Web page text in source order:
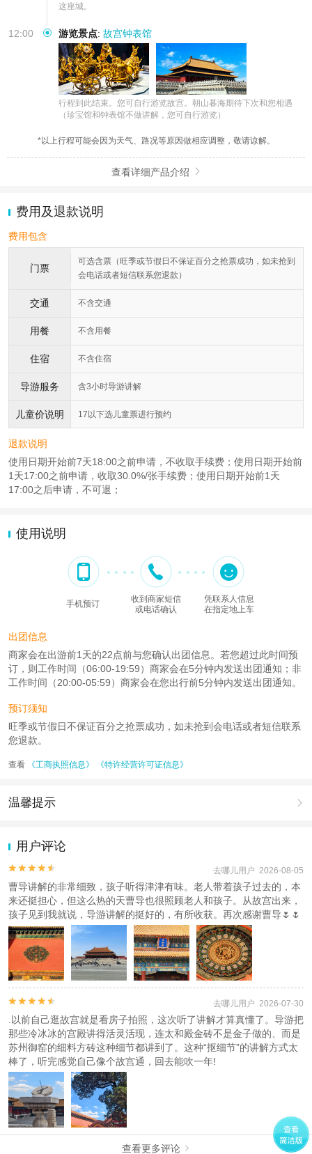
这座城。
12:00 游览景点: 故宫钟表馆
行程到此结束。您可自行游览故宫。朝山暮海期待下次和您相遇
（珍宝馆和钟表馆不做讲解，您可自行游览）
*以上行程可能会因为天气、路况等原因做相应调整，敬请谅解。
查看详细产品介绍 
费用及退款说明
费用包含
门票
可选含票（旺季或节假日不保证百分之抢票成功，如未抢到
会电话或者短信联系您退款）
交通 不含交通
用餐 不含用餐
住宿 不含住宿
导游服务 含3小时导游讲解
儿童价说明 17以下选儿童票进行预约
退款说明
使用日期开始前7天18:00之前申请，不收取手续费；使用日期开始前
1天17:00之前申请，收取30.0%/张手续费；使用日期开始前1天
17:00之后申请，不可退；
使用说明
手机预订
收到商家短信
或电话确认
凭联系人信息
在指定地上车
出团信息
商家会在出游前1天的22点前与您确认出团信息。若您超过此时间预
订，则工作时间（06:00-19:59）商家会在5分钟内发送出团通知；非
工作时间（20:00-05:59）商家会在您出行前5分钟内发送出团通知。
预订须知
旺季或节假日不保证百分之抢票成功，如未抢到会电话或者短信联系
您退款。
查看 《工商执照信息》 《特许经营许可证信息》
温馨提示 
动（如跳伞、潜水、滑雪等）前，请务必仔细阅读
2.为普及旅游安全知识及旅游文明公约，使您的旅程顺利圆满完成，
特制定《去哪儿网旅游安全手册》 ，请您认真阅读并切实遵守。
用户评论

 去哪儿用户 2026-08-05
曹导讲解的非常细致，孩子听得津津有味。老人带着孩子过去的，本
来还挺担心，但这么热的天曹导也很照顾老人和孩子。从故宫出来，
孩子见到我就说，导游讲解的挺好的，有所收获。再次感谢曹导🌷🌷

 去哪儿用户 2026-07-30
.以前自己逛故宫就是看房子拍照，这次听了讲解才算真懂了。导游把
那些冷冰冰的宫殿讲得活灵活现，连太和殿金砖不是金子做的、而是
苏州御窑的细料方砖这种细节都讲到了。这种“抠细节”的讲解方式太
棒了，听完感觉自己像个故宫通，回去能吹一年!
查看更多评论 